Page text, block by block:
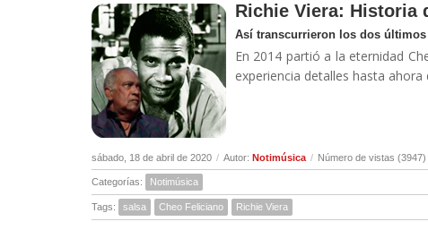
Richie Viera: Historia
Así transcurrieron los dos
En 2014 partió a la eternidad
experiencia detalles hasta
sábado, 18 de abril de 2020 / Autor: Notimúsica / Número de vistas (3947)
Categorías: Notimúsica
Tags: salsa Cheo Feliciano Richie Viera